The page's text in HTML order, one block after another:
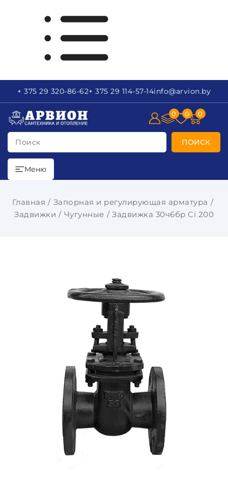
+ 375 29 320-86-62+ 375 29 114-57-14info@arvion.by
Поиск ПОИСК
0 0 0
Меню
Главная
Запорная и регулирующая арматура
Задвижки
Чугунные Задвижка 30ч6бр Ci 200